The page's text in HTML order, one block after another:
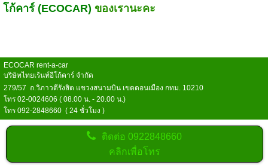
โก้คาร์ (ECOCAR) ของเรานะคะ
ECOCAR rent-a-car
บริษัทไทยเร้นท์อีโก้คาร์ จำกัด
279/57 ถ.วิภาวดีรังสิต แขวงสนามบิน เขตดอนเมือง กทม. 10210
โทร 02-0024606 ( 08.00 น. - 20.00 น.)
โทร 092-2848660 ( 24 ชั่วโมง )
ติดต่อ0922848660
คลิกเพื่อโทร